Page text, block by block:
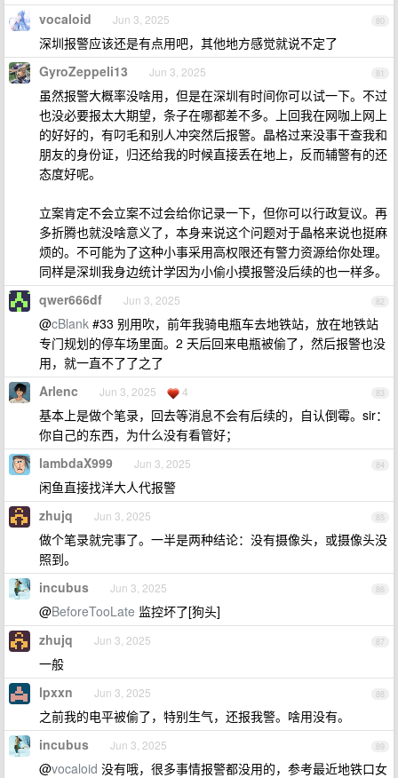
80
vocaloid Jun 3, 2025
深圳报警应该还是有点用吧，其他地方感觉就说不定了
81
GyroZeppeli13 Jun 3, 2025
虽然报警大概率没啥用，但是在深圳有时间你可以试一下。不过
也没必要报太大期望，条子在哪都差不多。上回我在网咖上网上
的好好的，有叼毛和别人冲突然后报警。晶格过来没事干查我和
朋友的身份证，归还给我的时候直接丢在地上，反而辅警有的还
态度好呢。
立案肯定不会立案不过会给你记录一下，但你可以行政复议。再
多折腾也就没啥意义了，本身来说这个问题对于晶格来说也挺麻
烦的。不可能为了这种小事采用高权限还有警力资源给你处理。
同样是深圳我身边统计学因为小偷小摸报警没后续的也一样多。
82
qwer666df Jun 3, 2025
@cBlank #33 别用吹，前年我骑电瓶车去地铁站，放在地铁站
专门规划的停车场里面。2 天后回来电瓶被偷了，然后报警也没
用，就一直不了了之了
83
Arlenc Jun 3, 2025 4
基本上是做个笔录，回去等消息不会有后续的，自认倒霉。sir：
你自己的东西，为什么没有看管好；
84
lambdaX999 Jun 3, 2025
闲鱼直接找洋大人代报警
85
zhujq Jun 3, 2025
做个笔录就完事了。一半是两种结论：没有摄像头，或摄像头没
照到。
86
incubus Jun 3, 2025
@BeforeTooLate 监控坏了[狗头]
87
zhujq Jun 3, 2025
一般
88
lpxxn Jun 3, 2025
之前我的电平被偷了，特别生气，还报我警。啥用没有。
89
incubus Jun 3, 2025
@vocaloid 没有哦，很多事情报警都没用的，参考最近地铁口女